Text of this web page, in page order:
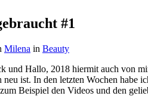
#1
Milena in Beauty
und Hallo, 2018 hiermit auch von
ist. In den letzten Wochen habe
Beispiel den Videos und den